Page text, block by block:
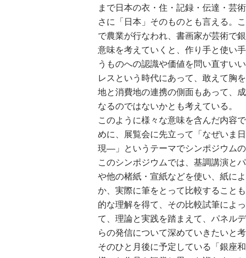
まで日本の衣・住・記録・伝達・芸
さに「日本」そのものとも言える。
で農業が行なわれ、書画家が芸術で
意味を考えていくと、作り手と使い
うものへの認識や価値を問い直すい
レスという時代にあって、敢えて胸
地と消費地の連携の側面もあって、
なるのではないかとも考えている。
このように様々な意味を含んだ内容
めに、展覧会に先立って「なぜい
現―」というテーマでシンポジウム
このシンポジウムでは、基調講演と
や他の楮紙・宣紙などを使い、紙に
か、実際に筆をとって比較すること
的な理解を得て、その比較試筆によ
て、理論と実践を踏まえて、パネル
らの発信について深めていきたいと考
そのひと月後に予定している「銀座